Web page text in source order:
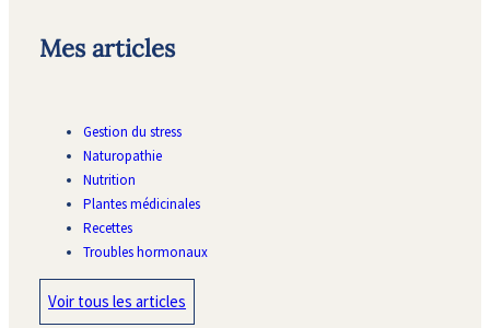
Mes articles
Gestion du stress
Naturopathie
Nutrition
Plantes médicinales
Recettes
Troubles hormonaux
Voir tous les articles